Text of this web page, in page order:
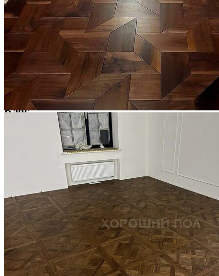
Услуги по реставрации паркета
1 500 ₽
Блог
Интересные статьи о паркете Coswick
ВИДЕО-ИНСТРУКЦИЯ: Реставрация царапин. Полы,
покрытые маслом и твердым воском. Системы для локального
ремонта и восстановления
Читать полностью
02.02.2026
ПОЛЫ, ПОКРЫТЫЕ МАСЛОМ. РЕСТАВРАЦИЯ
НЕБОЛЬШИХ ПОТЕРТОСТЕЙ
Читать полностью
12.01.2026